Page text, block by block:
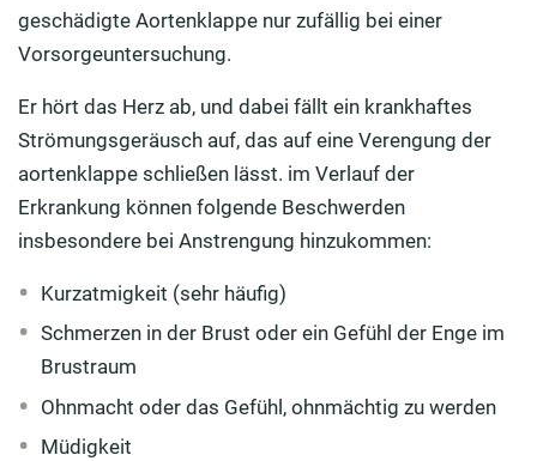
geschädigte Aortenklappe nur zufällig bei einer
Vorsorgeuntersuchung.
Er hört das Herz ab, und dabei fällt ein krankhaftes
Strömungsgeräusch auf, das auf eine Verengung der
aortenklappe schließen lässt. im Verlauf der
Erkrankung können folgende Beschwerden
insbesondere bei Anstrengung hinzukommen:
Kurzatmigkeit (sehr häufig)
Schmerzen in der Brust oder ein Gefühl der Enge im
Brustraum
Ohnmacht oder das Gefühl, ohnmächtig zu werden
Müdigkeit